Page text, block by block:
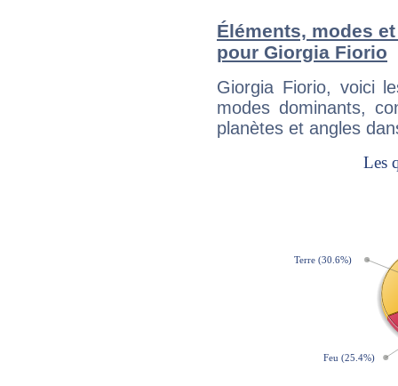
Éléments, modes
pour Giorgia Fiorio
Giorgia Fiorio, voici
modes dominants,
planètes et angles